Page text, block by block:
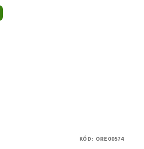
KÓD: ORE00574